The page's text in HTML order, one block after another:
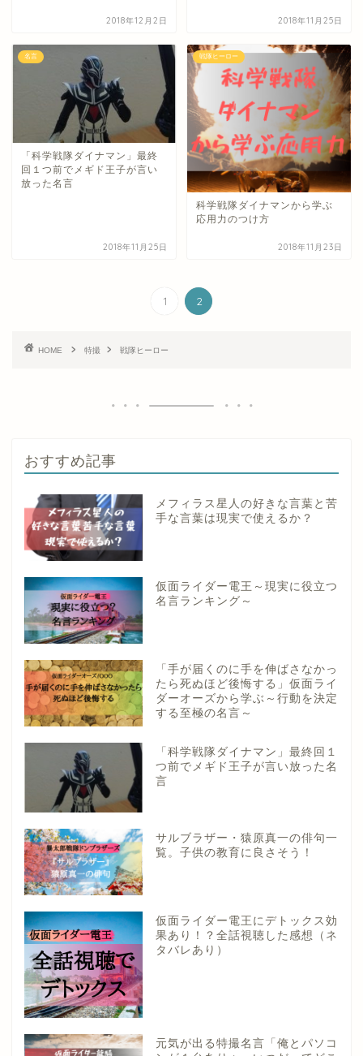
2018年12月2日 2018年11月25日
名言
「科学戦隊ダイナマン」最終
回１つ前でメギド王子が言い
放った名言
2018年11月25日
戦隊ヒーロー
科学戦隊ダイナマンから学ぶ
応用力のつけ方
2018年11月23日
1 2
HOME 特撮 戦隊ヒーロー
おすすめ記事
メフィラス星人の好きな言葉と苦
手な言葉は現実で使えるか？
仮面ライダー電王～現実に役立つ
名言ランキング～
「手が届くのに手を伸ばさなかっ
たら死ぬほど後悔する」仮面ライ
ダーオーズから学ぶ～行動を決定
する至極の名言～
「科学戦隊ダイナマン」最終回１
つ前でメギド王子が言い放った名
言
サルブラザー・猿原真一の俳句一
覧。子供の教育に良さそう！
仮面ライダー電王にデトックス効
果あり！？全話視聴した感想（ネ
タバレあり）
元気が出る特撮名言「俺とパソコ